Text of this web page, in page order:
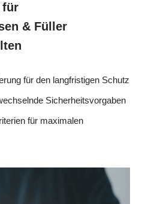
für
& Füller
für den langfristigen Schutz
Sicherheitsvorgaben
für maximalen